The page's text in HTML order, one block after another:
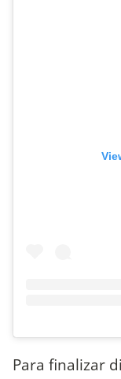
Para finalizar